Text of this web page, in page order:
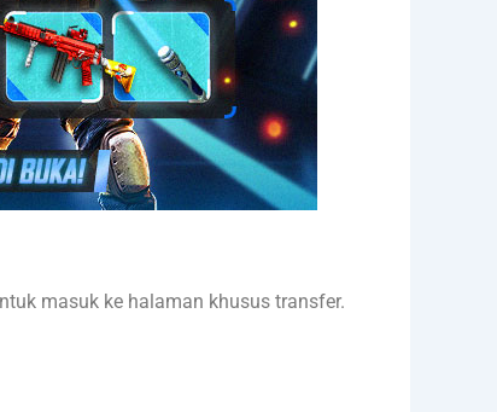
masuk ke halaman khusus transfer.